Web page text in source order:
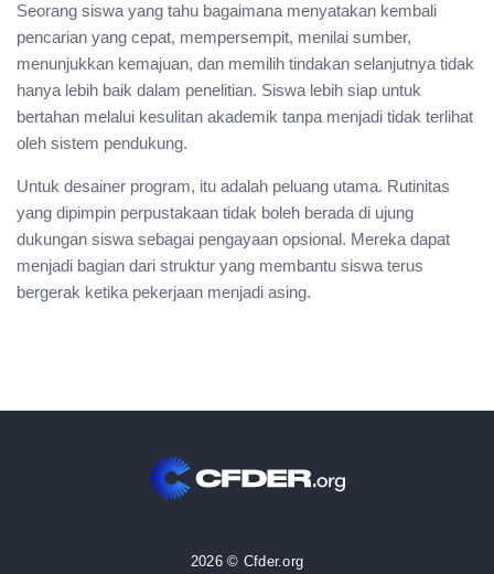
Seorang siswa yang tahu bagaimana menyatakan kembali
pencarian yang cepat, mempersempit, menilai sumber,
menunjukkan kemajuan, dan memilih tindakan selanjutnya tidak
hanya lebih baik dalam penelitian. Siswa lebih siap untuk
bertahan melalui kesulitan akademik tanpa menjadi tidak terlihat
oleh sistem pendukung.
Untuk desainer program, itu adalah peluang utama. Rutinitas
yang dipimpin perpustakaan tidak boleh berada di ujung
dukungan siswa sebagai pengayaan opsional. Mereka dapat
menjadi bagian dari struktur yang membantu siswa terus
bergerak ketika pekerjaan menjadi asing.
2026 © Cfder.org